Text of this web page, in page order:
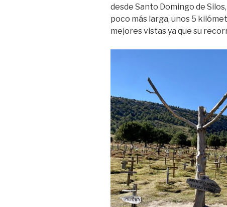
desde Santo Domingo de
poco más larga, unos 5
mejores vistas ya que su